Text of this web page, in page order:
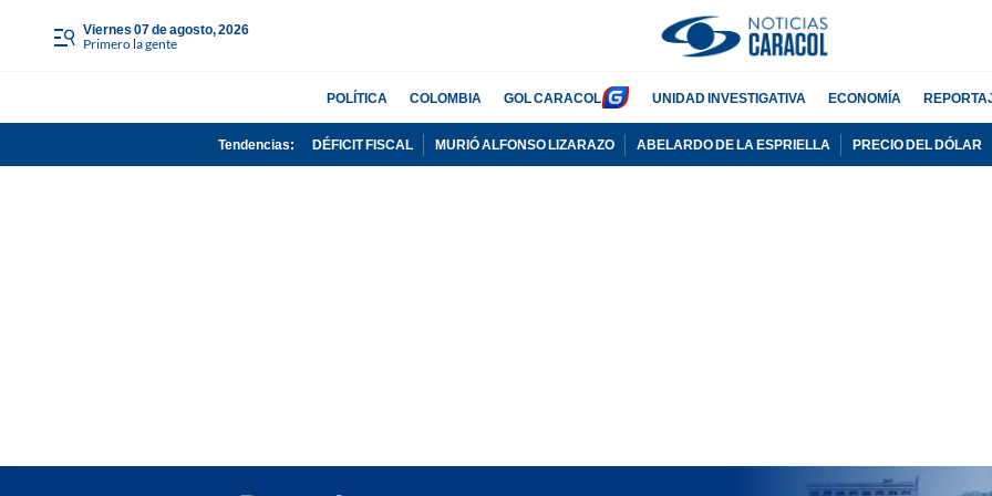
viernes 07 de agosto, 2026
Primero la gente
POLÍTICA COLOMBIA GOL CARACOL UNIDAD INVESTIGATIVA ECONOMÍA
Tendencias: DÉFICIT FISCAL MURIÓ ALFONSO LIZARAZO ABELARDO DE LA ESPRIELLA PRECIO DEL DÓLAR